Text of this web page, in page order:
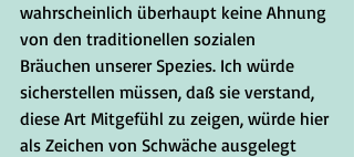
wahrscheinlich überhaupt keine Ahnung
von den traditionellen sozialen
Bräuchen unserer Spezies. Ich würde
sicherstellen müssen, daß sie verstand,
diese Art Mitgefühl zu zeigen, würde hier
als Zeichen von Schwäche ausgelegt